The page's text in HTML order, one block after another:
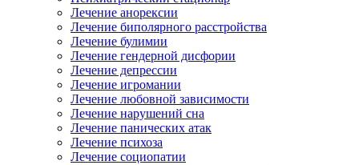
Лечение анорексии
Лечение биполярного расстройства
Лечение булимии
Лечение гендерной дисфории
Лечение депрессии
Лечение игромании
Лечение любовной зависимости
Лечение нарушений сна
Лечение панических атак
Лечение психоза
Лечение социопатии